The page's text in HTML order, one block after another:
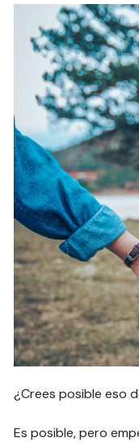
¿Crees posible eso
Es posible, pero